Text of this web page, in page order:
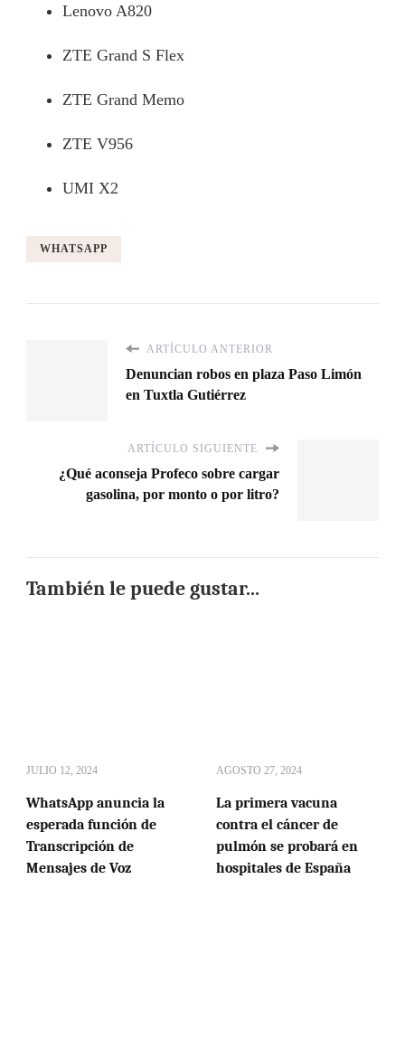
Lenovo A820
ZTE Grand S Flex
ZTE Grand Memo
ZTE V956
UMI X2
WHATSAPP
ARTÍCULO ANTERIOR
Denuncian robos en plaza Paso Limón
en Tuxtla Gutiérrez
ARTÍCULO SIGUIENTE
¿Qué aconseja Profeco sobre cargar
gasolina, por monto o por litro?
También le puede gustar...
JULIO 12, 2024
WhatsApp anuncia la
esperada función de
Transcripción de
Mensajes de Voz
AGOSTO 27, 2024
La primera vacuna
contra el cáncer de
pulmón se probará en
hospitales de España